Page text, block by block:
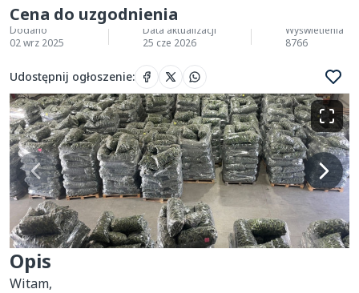
Cena do uzgodnienia
Dodano
02 wrz 2025
Data aktualizacji
25 cze 2026
Wyświetlenia
8766
Udostępnij ogłoszenie:
Opis
Witam,